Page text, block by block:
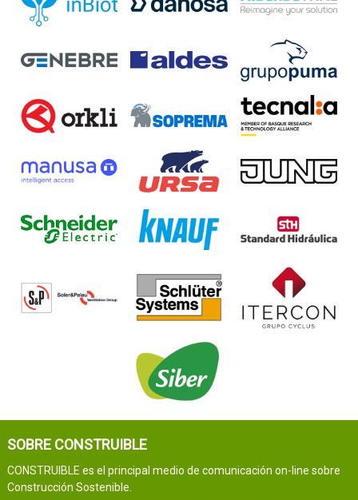
SOBRE CONSTRUIBLE
CONSTRUIBLE es el principal medio de comunicación on-line sobre
Construcción Sostenible.